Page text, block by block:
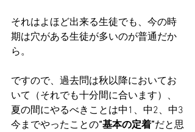
それはよほど出来る生徒でも、今の時
期は穴がある生徒が多いのが普通だか
ら。
ですので、過去問は秋以降においてお
いて（それでも十分間に合います）、
夏の間にやるべきことは中1、中2、中3
今までやったことの“基本の定着”だと思